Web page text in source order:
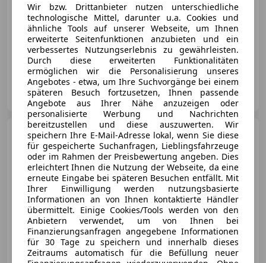
11/2022 40 916 km Diesel
85 kW (116 PS)
Onlinecars Vertriebs GmbH ZWNL Wien
AT-1020 Wien
Audi A2 3L 1.2 TDI Automatik
€ 3 790
Wir bzw. Drittanbieter nutzen unterschiedliche
technologische Mittel, darunter u.a. Cookies und
ähnliche Tools auf unserer Webseite, um Ihnen
erweiterte Seitenfunktionen anzubieten und ein
verbessertes Nutzungserlebnis zu gewährleisten.
Durch diese erweiterten Funktionalitäten
ermöglichen wir die Personalisierung unseres
Angebotes - etwa, um Ihre Suchvorgänge bei einem
späteren Besuch fortzusetzen, Ihnen passende
Angebote aus Ihrer Nähe anzuzeigen oder
personalisierte Werbung und Nachrichten
bereitzustellen und diese auszuwerten. Wir
speichern Ihre E-Mail-Adresse lokal, wenn Sie diese
für gespeicherte Suchanfragen, Lieblingsfahrzeuge
oder im Rahmen der Preisbewertung angeben. Dies
erleichtert Ihnen die Nutzung der Webseite, da eine
erneute Eingabe bei späteren Besuchen entfällt. Mit
Ihrer Einwilligung werden nutzungsbasierte
Informationen an von Ihnen kontaktierte Händler
übermittelt. Einige Cookies/Tools werden von den
Anbietern verwendet, um von Ihnen bei
Finanzierungsanfragen angegebene Informationen
für 30 Tage zu speichern und innerhalb dieses
Zeitraums automatisch für die Befüllung neuer